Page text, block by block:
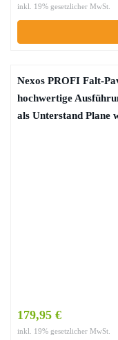
inkl. 19% gesetzlicher MwSt.
Nexos PROFI Falt-
hochwertige
als Unterstand Plane
179,95 €
inkl. 19% gesetzlicher MwSt.